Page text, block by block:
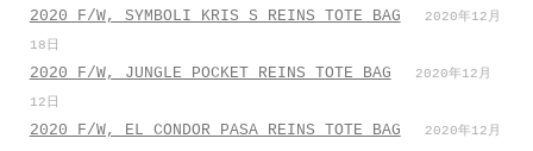
2020 F/W, SYMBOLI KRIS S REINS TOTE BAG
2020年12月
18日
2020 F/W, JUNGLE POCKET REINS TOTE BAG
2020年12月
12日
2020 F/W, EL CONDOR PASA REINS TOTE BAG
2020年12月